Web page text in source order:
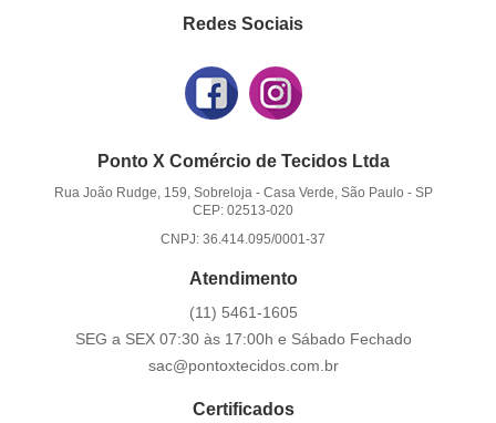
Redes Sociais
Ponto X Comércio de Tecidos Ltda
Rua João Rudge, 159, Sobreloja- Casa Verde, São Paulo - SP
CEP: 02513-020
CNPJ: 36.414.095/0001-37
Atendimento
(11) 5461-1605
SEG a SEX 07:30 às 17:00h e Sábado Fechado
sac@pontoxtecidos.com.br
Certificados